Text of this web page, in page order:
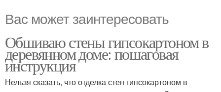
Вас может заинтересовать
Обшиваю стены гипсокартоном в
деревянном доме: пошаговая
инструкция
Нельзя сказать, что отделка стен гипсокартоном в